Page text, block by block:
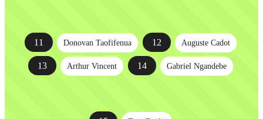
11 Donovan Taofifenua 12 Auguste Cadot
13 Arthur Vincent 14 Gabriel Ngandebe